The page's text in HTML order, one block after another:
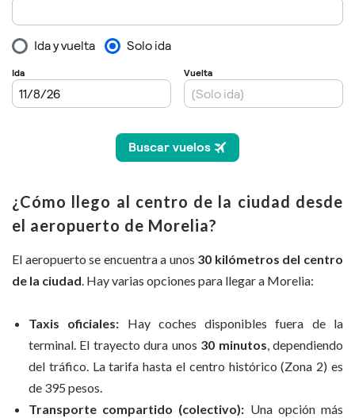
¿Cómo llego al centro de la ciudad desde
el aeropuerto de Morelia?
El aeropuerto se encuentra a unos 30 kilómetros del centro
de la ciudad. Hay varias opciones para llegar a Morelia:
Taxis oficiales: Hay coches disponibles fuera de la
terminal. El trayecto dura unos 30 minutos, dependiendo
del tráfico. La tarifa hasta el centro histórico (Zona 2) es
de 395 pesos.
Transporte compartido (colectivo): Una opción más